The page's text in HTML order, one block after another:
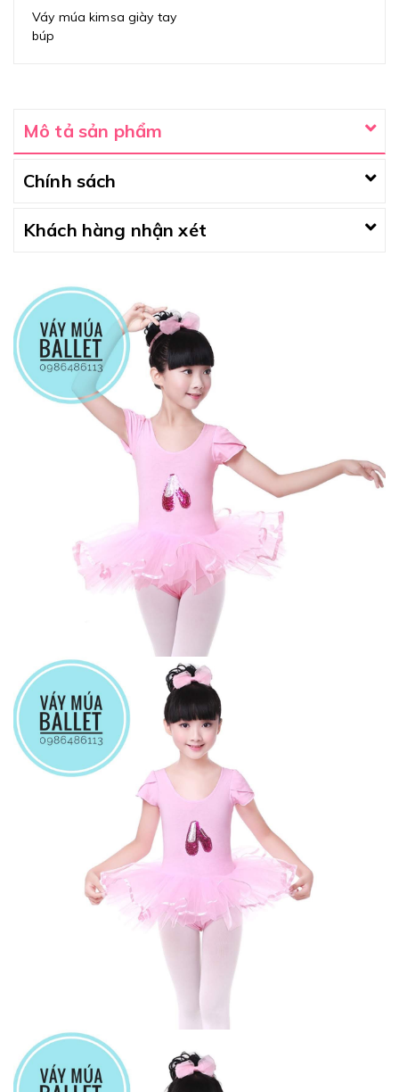
Váy múa kimsa giày tay
búp
Mô tả sản phẩm
Chính sách
Khách hàng nhận xét